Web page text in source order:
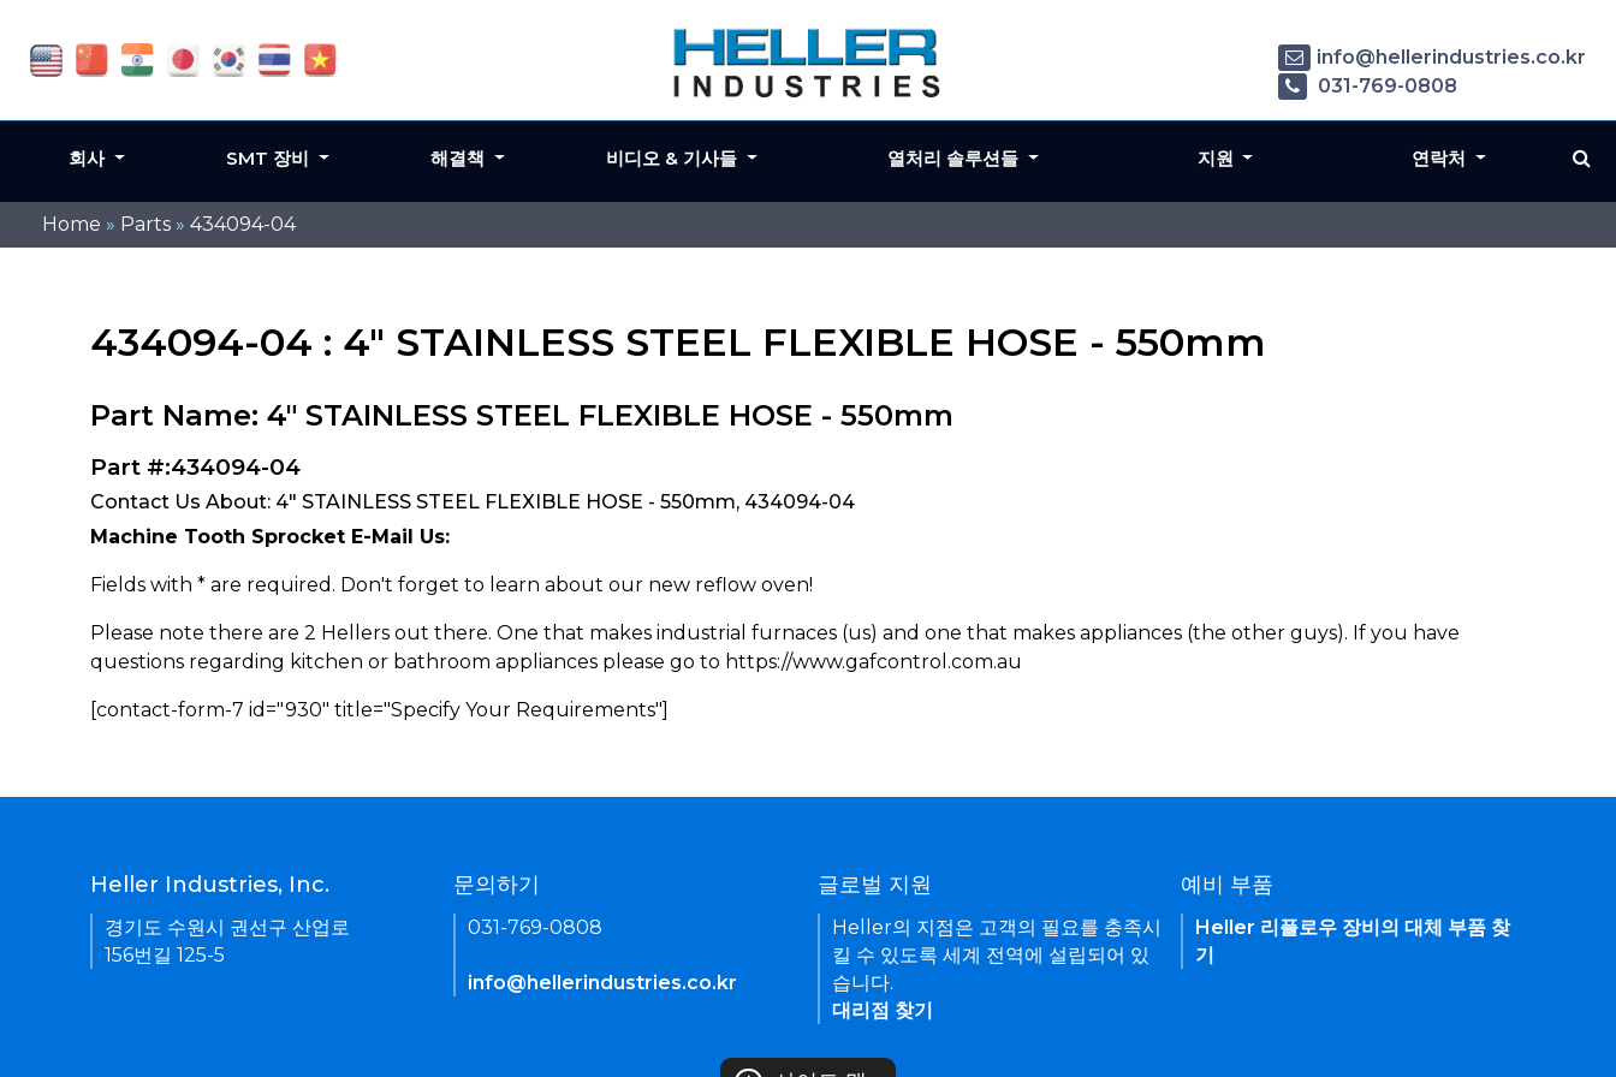
Home » Parts » 434094-04
434094-04 : 4" STAINLESS STEEL FLEXIBLE HOSE - 550mm
Part Name: 4" STAINLESS STEEL FLEXIBLE HOSE - 550mm
Part #:434094-04
Contact Us About: 4" STAINLESS STEEL FLEXIBLE HOSE - 550mm, 434094-04
Machine Tooth Sprocket E-Mail Us:
Fields with * are required. Don't forget to learn about our new reflow oven!
Please note there are 2 Hellers out there. One that makes industrial furnaces (us) and one that makes appliances (the other guys). If you have
questions regarding kitchen or bathroom appliances please go to https://www.gafcontrol.com.au
[contact-form-7 id="930" title="Specify Your Requirements"]
info@hellerindustries.co.kr
031-769-0808
회사 SMT 장비 해결책 비디오 & 기사들 열처리 솔루션들 지원 연락처
Heller Industries, Inc.
경기도 수원시 권선구 산업로
156번길 125-5
문의하기
031-769-0808
info@hellerindustries.co.kr
글로벌 지원
Heller의 지점은 고객의 필요를 충족시
킬 수 있도록 세계 전역에 설립되어 있
습니다.
대리점 찾기
예비 부품
Heller 리플로우 장비의 대체 부품 찾
기